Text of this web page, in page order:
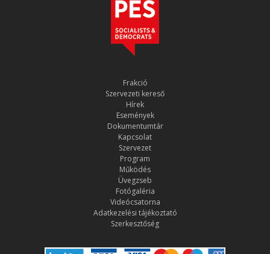
Frakció
Szervezeti kereső
Hírek
Események
Dokumentumtár
Kapcsolat
Szervezet
Program
Működés
Üvegzseb
Fotógaléria
Videócsatorna
Adatkezelési tájékoztató
Szerkesztőség